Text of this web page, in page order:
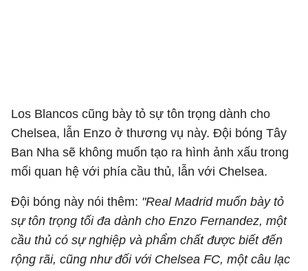
Los Blancos cũng bày tỏ sự tôn trọng dành cho
Chelsea, lẫn Enzo ở thương vụ này. Đội bóng Tây
Ban Nha sẽ không muốn tạo ra hình ảnh xấu trong
mối quan hệ với phía cầu thủ, lẫn với Chelsea.
Đội bóng này nói thêm: "Real Madrid muốn bày tỏ
sự tôn trọng tối đa dành cho Enzo Fernandez, một
cầu thủ có sự nghiệp và phẩm chất được biết đến
rộng rãi, cũng như đối với Chelsea FC, một câu lạc